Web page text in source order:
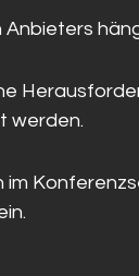
Anbieters
werden.